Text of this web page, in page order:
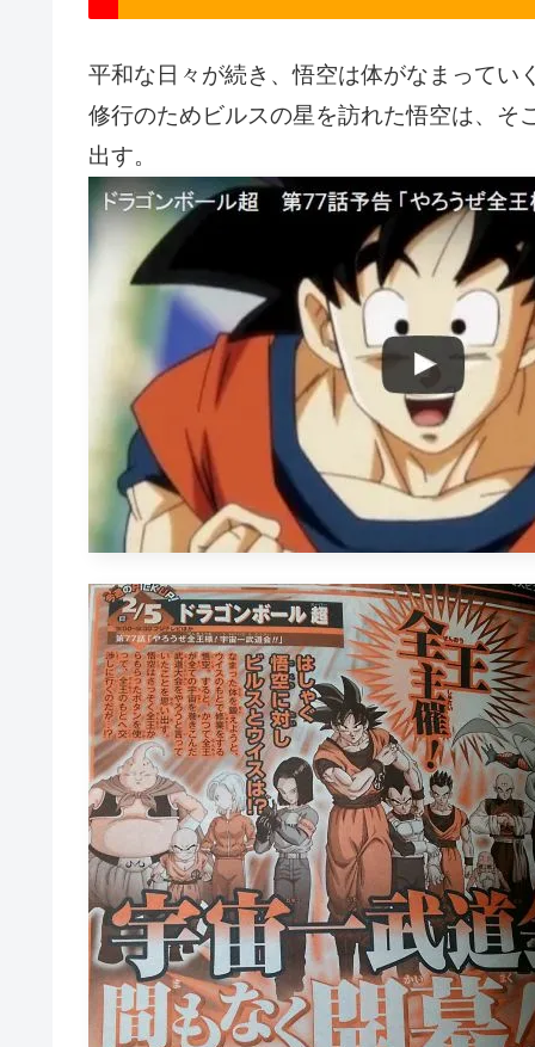
平和な日々が続き、悟空は体がなまってい
修行のためビルスの星を訪れた悟空は、そ
出す。